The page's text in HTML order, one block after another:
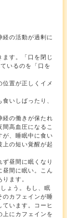
経の活動が過剰に
す。「口を閉じ
いるのを「口を
置が正しくイメ
いしばったり、
経の働きが保たれ
高血圧になるこ
が、睡眠中に食い
上の短い覚醒が起
昼間に眠くなり
昼間に眠い。こん
ます。
ょう。もし、眠
のカフェインが睡
います。コーヒ
上にカフェインを